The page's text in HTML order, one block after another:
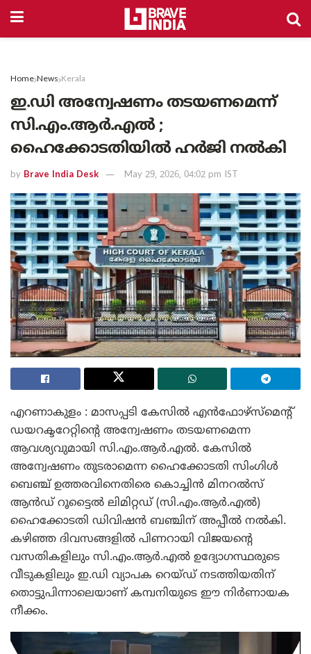
Home News Kerala
ഇ.ഡി അന്വേഷണം തടയണമെന്ന്
സി.എം.ആർ.എൽ ;
ഹൈക്കോടതിയിൽ ഹർജി നൽകി
by Brave India Desk May 29, 2026, 04:02 pm IST
എറണാകുളം : മാസപ്പടി കേസിൽ എൻഫോഴ്‌സ്‌മെന്റ്
ഡയറക്ടറേറ്റിന്റെ അന്വേഷണം തടയണമെന്ന
ആവശ്യവുമായി സി.എം.ആർ.എൽ. കേസിൽ
അന്വേഷണം തുടരാമെന്ന ഹൈക്കോടതി സിംഗിൾ
ബെഞ്ച് ഉത്തരവിനെതിരെ കൊച്ചിൻ മിനറൽസ്
ആൻഡ് റൂട്ടൈൽ ലിമിറ്റഡ് (സി.എം.ആർ.എൽ)
ഹൈക്കോടതി ഡിവിഷൻ ബഞ്ചിന് അപ്പീൽ നൽകി.
കഴിഞ്ഞ ദിവസങ്ങളിൽ പിണറായി വിജയന്റെ
വസതികളിലും സി.എം.ആർ.എൽ ഉദ്യോഗസ്ഥരുടെ
വീടുകളിലും ഇ.ഡി വ്യാപക റെയ്ഡ് നടത്തിയതിന്
തൊട്ടുപിന്നാലെയാണ് കമ്പനിയുടെ ഈ നിർണായക
നീക്കം.